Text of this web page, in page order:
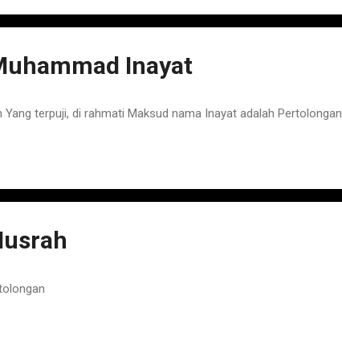
Inayat
terpuji, di rahmati Maksud nama Inayat adalah Pertolongan